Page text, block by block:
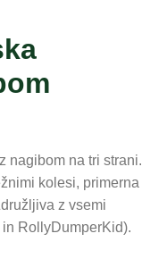
z nagibom na tri strani.
kolesi, primerna
z vsemi
RollyDumperKid).